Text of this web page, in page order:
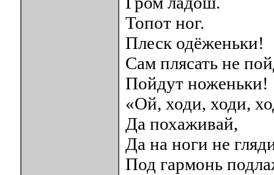
Топот ног.
Плеск одёженьки!
Сам плясать не
Пойдут ноженьки!
«Ой, ходи, ходи,
Да похаживай,
Да на ноги не
Под гармонь